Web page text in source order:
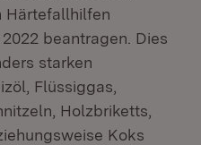
Härtefallhilfen
beantragen. Dies
starken
Flüssiggas,
Holzbriketts,
Koks